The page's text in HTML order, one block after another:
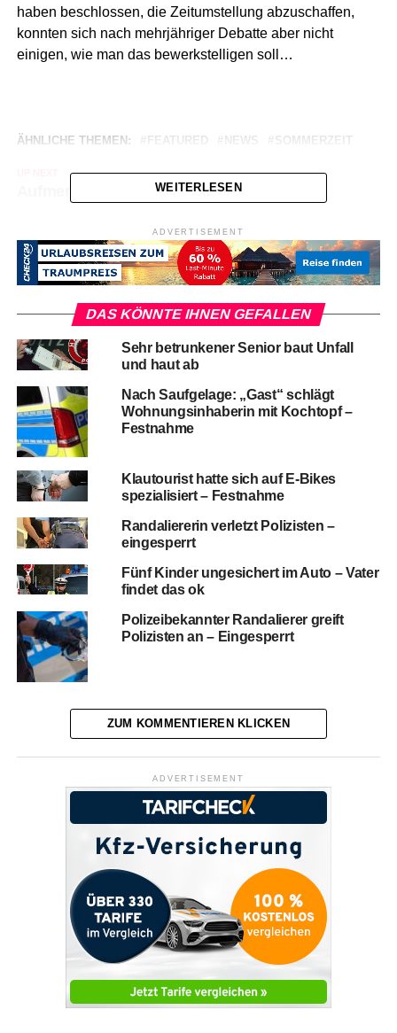
haben beschlossen, die Zeitumstellung abzuschaffen,
konnten sich nach mehrjähriger Debatte aber nicht
einigen, wie man das bewerkstelligen soll…
ÄHNLICHE THEMEN: FEATURED NEWS SOMMERZEIT
Aufmerksame Nachbarin rettet Leben
82-Jähriger schlitzt Sitz eines Rollers auf
WEITERLESEN
ADVERTISEMENT
DAS KÖNNTE IHNEN GEFALLEN
Sehr betrunkener Senior baut Unfall
und haut ab
Nach Saufgelage: „Gast“ schlägt
Wohnungsinhaberin mit Kochtopf –
Festnahme
Klautourist hatte sich auf E-Bikes
spezialisiert – Festnahme
Randaliererin verletzt Polizisten –
eingesperrt
Fünf Kinder ungesichert im Auto – Vater
findet das ok
Polizeibekannter Randalierer greift
Polizisten an – Eingesperrt
ZUM KOMMENTIEREN KLICKEN
ADVERTISEMENT